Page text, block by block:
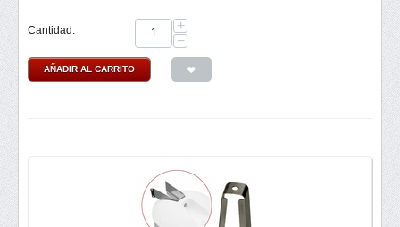
Cantidad:
+
−
AÑADIR AL CARRITO